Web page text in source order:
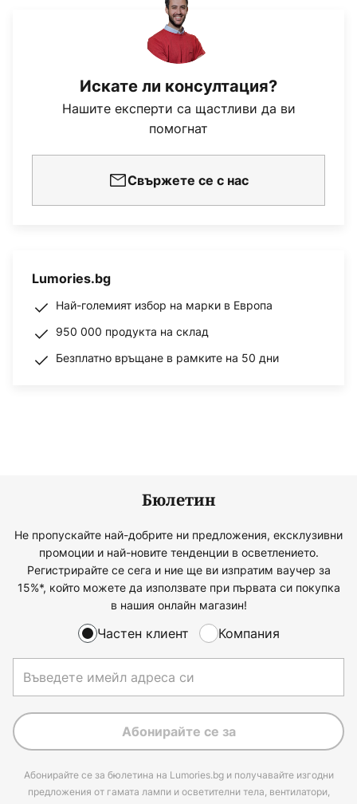
Искате ли консултация?
Нашите експерти са щастливи да ви
помогнат
Свържете се с нас
Lumories.bg
Най-големият избор на марки в Европа
950 000 продукта на склад
Безплатно връщане в рамките на 50 дни
Бюлетин
Не пропускайте най-добрите ни предложения, ексклузивни
промоции и най-новите тенденции в осветлението.
Регистрирайте се сега и ние ще ви изпратим ваучер за
15%*, който можете да използвате при първата си покупка
в нашия онлайн магазин!
Частен клиент Компания
Абонирайте се за
Абонирайте се за бюлетина на Lumories.bg и получавайте изгодни
предложения от гамата лампи и осветителни тела, вентилатори,